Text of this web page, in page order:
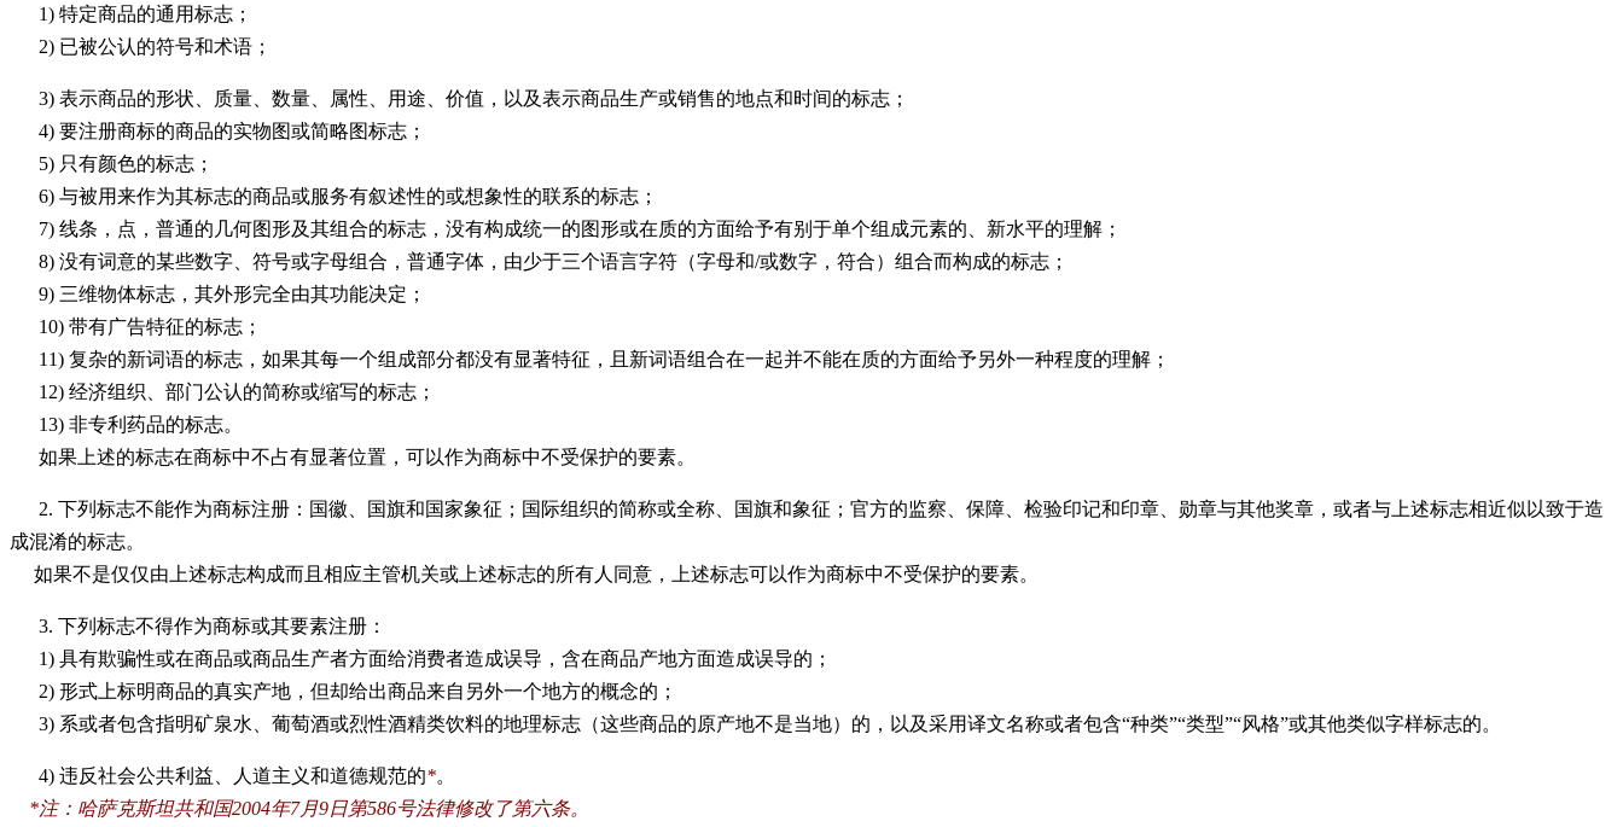
1) 特定商品的通用标志；
2) 已被公认的符号和术语；
3) 表示商品的形状、质量、数量、属性、用途、价值，以及表示商品生产或销售的地点和时间的标志；
4) 要注册商标的商品的实物图或简略图标志；
5) 只有颜色的标志；
6) 与被用来作为其标志的商品或服务有叙述性的或想象性的联系的标志；
7) 线条，点，普通的几何图形及其组合的标志，没有构成统一的图形或在质的方面给予有别于单个组成元素的、新水平的理解；
8) 没有词意的某些数字、符号或字母组合，普通字体，由少于三个语言字符（字母和/或数字，符合）组合而构成的标志；
9) 三维物体标志，其外形完全由其功能决定；
10) 带有广告特征的标志；
11) 复杂的新词语的标志，如果其每一个组成部分都没有显著特征，且新词语组合在一起并不能在质的方面给予另外一种程度的理解；
12) 经济组织、部门公认的简称或缩写的标志；
13) 非专利药品的标志。
如果上述的标志在商标中不占有显著位置，可以作为商标中不受保护的要素。
2. 下列标志不能作为商标注册：国徽、国旗和国家象征；国际组织的简称或全称、国旗和象征；官方的监察、保障、检验印记和印章、勋章与其他奖章，或者与上述标志相近似以致于造
成混淆的标志。
如果不是仅仅由上述标志构成而且相应主管机关或上述标志的所有人同意，上述标志可以作为商标中不受保护的要素。
3. 下列标志不得作为商标或其要素注册：
1) 具有欺骗性或在商品或商品生产者方面给消费者造成误导，含在商品产地方面造成误导的；
2) 形式上标明商品的真实产地，但却给出商品来自另外一个地方的概念的；
3) 系或者包含指明矿泉水、葡萄酒或烈性酒精类饮料的地理标志（这些商品的原产地不是当地）的，以及采用译文名称或者包含“种类”“类型”“风格”或其他类似字样标志的。
4) 违反社会公共利益、人道主义和道德规范的*。
*注：哈萨克斯坦共和国2004年7月9日第586号法律修改了第六条。